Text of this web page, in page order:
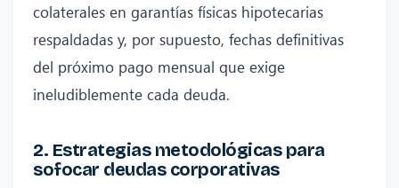
colaterales en garantías físicas hipotecarias
respaldadas y, por supuesto, fechas definitivas
del próximo pago mensual que exige
ineludiblemente cada deuda.
2. Estrategias metodológicas para
sofocar deudas corporativas